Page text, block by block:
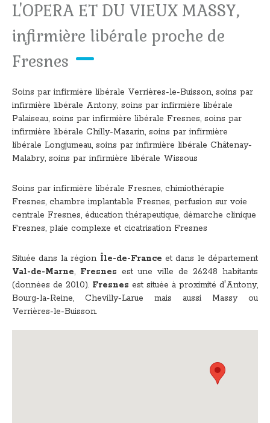
L'OPERA ET DU VIEUX MASSY,
infirmière libérale proche de
Fresnes
Soins par infirmière libérale Verrières-le-Buisson, soins par
infirmière libérale Antony, soins par infirmière libérale
Palaiseau, soins par infirmière libérale Fresnes, soins par
infirmière libérale Chilly-Mazarin, soins par infirmière
libérale Longjumeau, soins par infirmière libérale Châtenay-
Malabry, soins par infirmière libérale Wissous
Soins par infirmière libérale Fresnes, chimiothérapie
Fresnes, chambre implantable Fresnes, perfusion sur voie
centrale Fresnes, éducation thérapeutique, démarche clinique
Fresnes, plaie complexe et cicatrisation Fresnes
Située dans la région Île-de-France et dans le département
Val-de-Marne, Fresnes est une ville de 26248 habitants
(données de 2010). Fresnes est située à proximité d'Antony,
Bourg-la-Reine, Chevilly-Larue mais aussi Massy ou
Verrières-le-Buisson.